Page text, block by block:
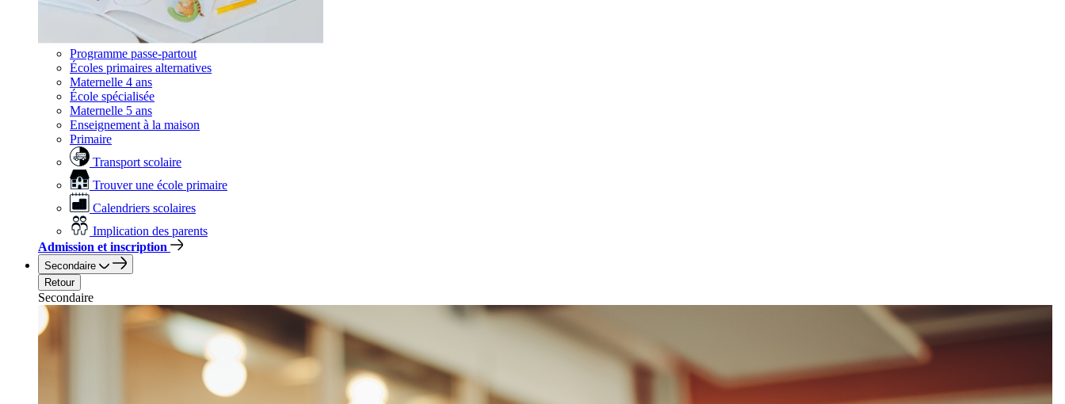
Programme passe-partout
Écoles primaires alternatives
Maternelle 4 ans
École spécialisée
Maternelle 5 ans
Enseignement à la maison
Primaire
Transport scolaire
Trouver une école primaire
Calendriers scolaires
Implication des parents
Admission et inscription
Secondaire
Retour
Secondaire